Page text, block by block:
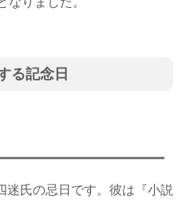
る記念日
迷氏の忌日です。彼は『小説